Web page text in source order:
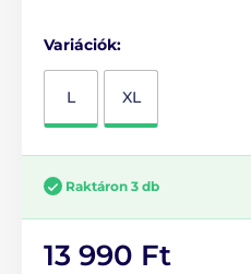
Variációk:
L XL
Raktáron 3 db
13 990 Ft